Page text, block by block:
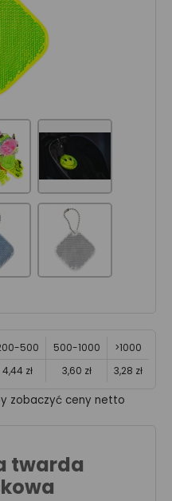
500 500-1000
>1000
4,44 zł 3,60 zł 3,28 zł
zobaczyć ceny netto
twarda